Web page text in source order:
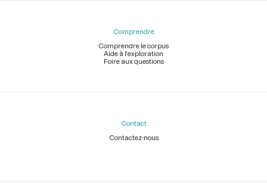
Comprendre
Comprendre le corpus
Aide à l'exploration
Foire aux questions
Contact
Contactez-nous
Légal